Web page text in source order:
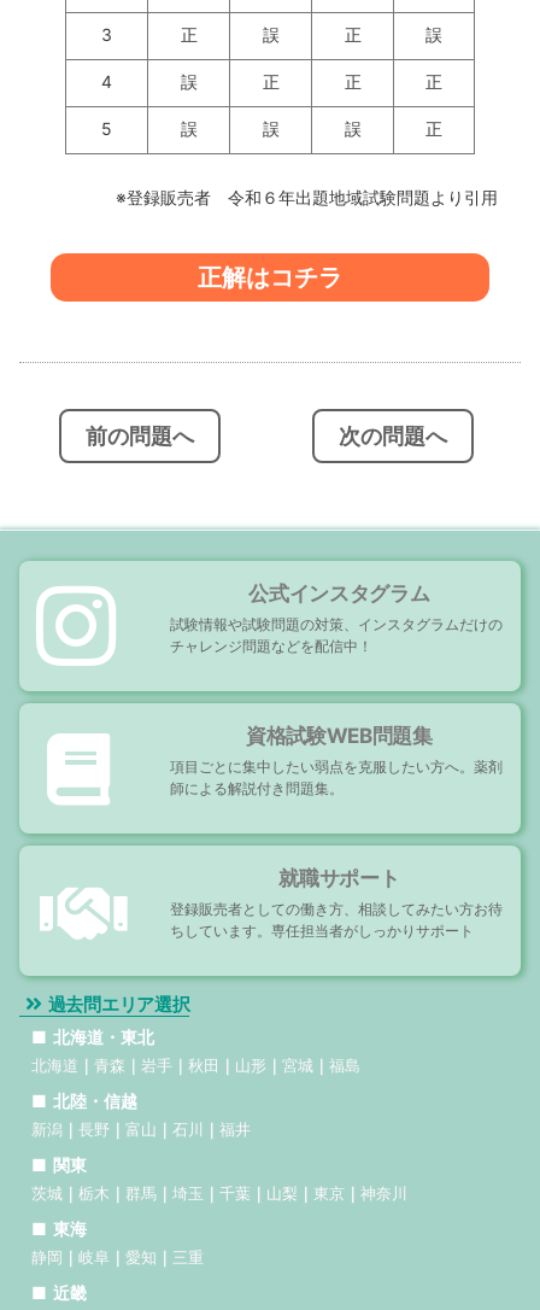
3 正 誤 正 誤
4 誤 正 正 正
5 誤 誤 誤 正
※登録販売者 令和６年出題地域試験問題より引用
正解はコチラ
ン
前の問題へ 次の問題へ
公式インスタグラム
試験情報や試験問題の対策、インスタグラムだけの
チャレンジ問題などを配信中！
資格試験WEB問題集
項目ごとに集中したい弱点を克服したい方へ。薬剤
師による解説付き問題集。
就職サポート
登録販売者としての働き方、相談してみたい方お待
ちしています。専任担当者がしっかりサポート
過去問エリア選択
北海道・東北
北海道 青森 岩手 秋田 山形 宮城 福島
北陸・信越
新潟 長野 富山 石川 福井
関東
茨城 栃木 群馬 埼玉 千葉 山梨 東京 神奈川
東海
静岡 岐阜 愛知 三重
近畿